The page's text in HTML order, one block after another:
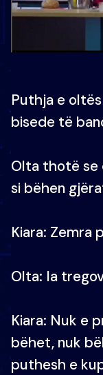
Puthja e
bisede të
Olta thotë se
si bëhen
Kiara: Zemra
Olta: Ia
Kiara: Nuk e
bëhet, nuk
puthesh e